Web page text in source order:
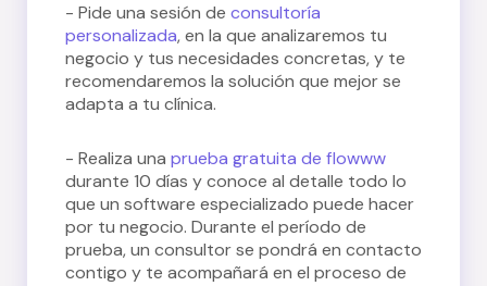
- Pide una sesión de consultoría
personalizada, en la que analizaremos tu
negocio y tus necesidades concretas, y te
recomendaremos la solución que mejor se
adapta a tu clínica.
- Realiza una prueba gratuita de flowww
durante 10 días y conoce al detalle todo lo
que un software especializado puede hacer
por tu negocio. Durante el período de
prueba, un consultor se pondrá en contacto
contigo y te acompañará en el proceso de